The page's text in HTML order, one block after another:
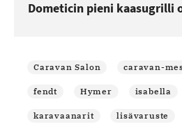
Dometicin pieni kaasugrilli
Caravan Salon caravan-
fendt Hymer isabella
karavaanarit lisävaruste